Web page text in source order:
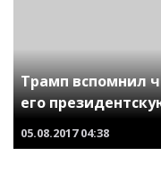
Трамп вспомнил
его
05.08.2017 04:38